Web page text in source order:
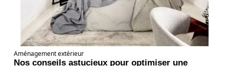
Aménagement extérieur
Nos conseils astucieux pour optimiser une